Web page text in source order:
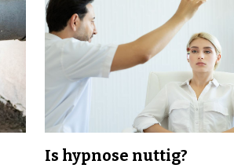
Is hypnose nuttig?